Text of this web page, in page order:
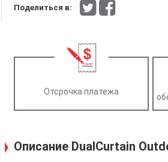
Поделиться в:
Отсрочка платежа
Описание DualCurtain